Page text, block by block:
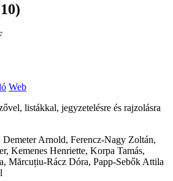
Web
listákkal, jegyzetelésre és rajzolásra
Arnold, Ferencz-Nagy Zoltán,
Kemenes Henriette, Korpa Tamás,
Mărcuțiu-Rácz Dóra, Papp-Sebők Attila